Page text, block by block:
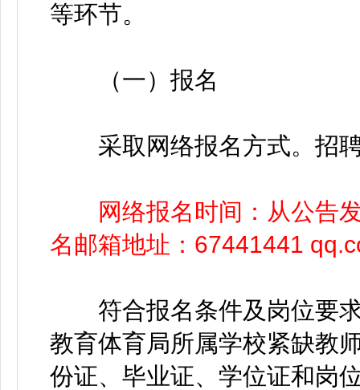
等环节。
（一）报名
采取网络报名方式。招聘
网络报名时间：从公告
名邮箱地址：67441441
符合报名条件及岗位要求
教育体育局所属学校紧缺教
份证、毕业证、学位证和岗